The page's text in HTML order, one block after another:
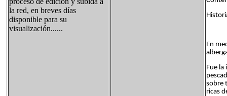
la red, en breves días
disponible para su
visualización......
En
Fue
sobre
ricas